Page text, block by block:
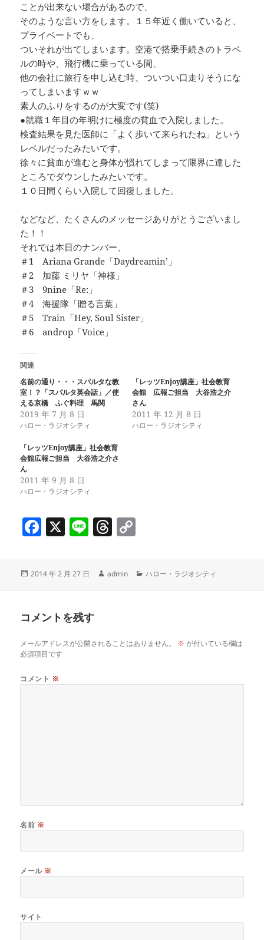
ことが出来ない場合があるので、
そのような言い方をします。１５年近く働いていると、
プライベートでも、
ついそれが出てしまいます。空港で搭乗手続きのトラベ
ルの時や、飛行機に乗っている間、
他の会社に旅行を申し込む時、ついつい口走りそうにな
ってしまいますｗｗ
素人のふりをするのが大変です(笑)
●就職１年目の年明けに極度の貧血で入院しました。
検査結果を見た医師に「よく歩いて来られたね」という
レベルだったみたいです。
徐々に貧血が進むと身体が慣れてしまって限界に達した
ところでダウンしたみたいです。
１０日間くらい入院して回復しました。
などなど、たくさんのメッセージありがとうございまし
た！！
それでは本日のナンバー、
＃1 Ariana Grande「Daydreamin’」
＃2 加藤 ミリヤ「神様」
＃3 9nine「Re:」
＃4 海援隊「贈る言葉」
＃5 Train「Hey, Soul Sister」
＃6 androp「Voice」
関連
名前の通り・・・スパルタな教
室！？「スパルタ英会話」／使
える京橋 ふぐ料理 馬関
2019 年 7 月 8 日
ハロー・ラジオシティ
「レッツEnjoy講座」社会教育
会館 広報ご担当 大谷浩之介
さん
2011 年 12 月 8 日
ハロー・ラジオシティ
「レッツEnjoy講座」社会教育
会館広報ご担当 大谷浩之介さ
ん
2011 年 9 月 8 日
ハロー・ラジオシティ
F
c
e
o
o
k
X Li T
re
a
p
y
k
投
2014 年 2 月 27 日
作
admin
カ
ハロー・ラジオシティ
コメントを残す
メールアドレスが公開されることはありません。 ※ が付いている欄は
必須項目です
コメント ※
名前 ※
メール ※
サイト